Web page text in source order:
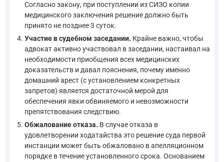
Согласно закону, при поступлении из СИЗО копии
медицинского заключения решение должно быть
принято не позднее 3 суток.
Участие в судебном заседании. Крайне важно, чтобы
адвокат активно участвовал в заседании, настаивал на
необходимости приобщения всех медицинских
доказательств и давал пояснения, почему именно
домашний арест (с установлением конкретных
запретов) является достаточной мерой для
обеспечения явки обвиняемого и невозможности
препятствования следствию.
Обжалование отказа. В случае отказа в
удовлетворении ходатайства это решение суда первой
инстанции может быть обжаловано в апелляционном
порядке в течение установленного срока. Основанием